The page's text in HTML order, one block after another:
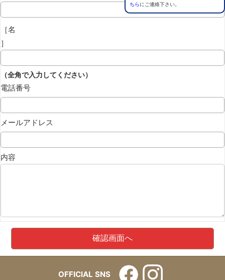
ちらにご連絡下さい。
［名
］
（全角で入力してください）
電話番号
メールアドレス
内容
OFFICIAL SNS